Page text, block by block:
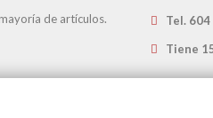
de artículos.
Tel. 604
Tiene
151) · Calle Estruc, 9 · 08002